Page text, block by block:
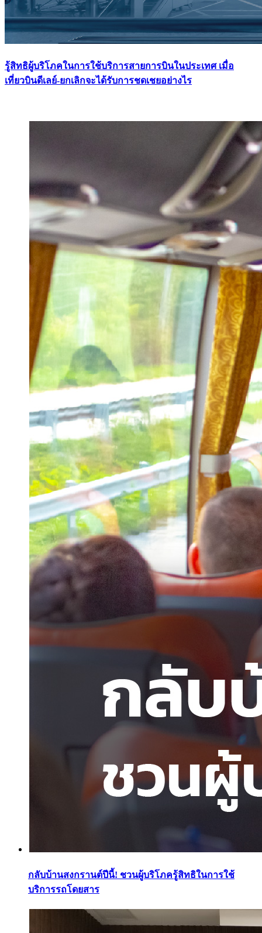
รู้สิทธิผู้บริโภคในการใช้บริการสายการบินในประเทศ เมื่อ
เที่ยวบินดีเลย์-ยกเลิกจะได้รับการชดเชยอย่างไร
กลับบ้านสงกรานต์ปีนี้! ชวนผู้บริโภครู้สิทธิในการใช้
บริการรถโดยสาร